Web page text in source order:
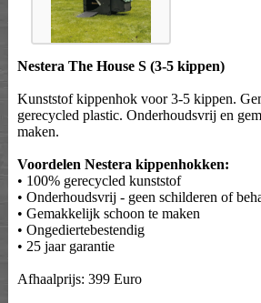
Nestera The House S (3-5 kippen)
Kunststof kippenhok voor 3-5 kippen.
gerecycled plastic. Onderhoudsvrij en
maken.
Voordelen Nestera kippenhokken:
• 100% gerecycled kunststof
• Onderhoudsvrij - geen schilderen of
• Gemakkelijk schoon te maken
• Ongediertebestendig
• 25 jaar garantie
Afhaalprijs: 399 Euro